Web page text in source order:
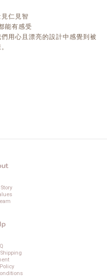
仁見智
能有感受
用心且漂亮的設計中感覺到被